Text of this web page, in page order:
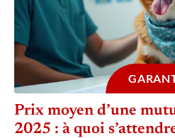
Prix moyen d’une
2025 : à quoi